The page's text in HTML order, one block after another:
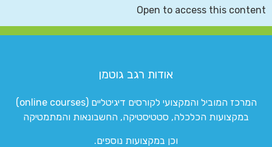
Open to access this content
אודות רגב גוטמן
המרכז המוביל והמקצועי לקורסים דיגיטליים (online courses)
במקצועות הכלכלה, סטטיסטיקה, החשבונאות והמתמטיקה
וכן במקצועות נוספים.